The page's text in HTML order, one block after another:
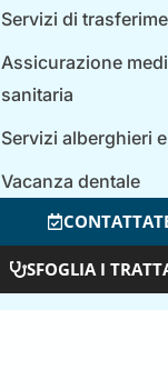
Servizi di
Assicurazione
sanitaria
Servizi alberghieri
Vacanza dentale
SFOGLIA I